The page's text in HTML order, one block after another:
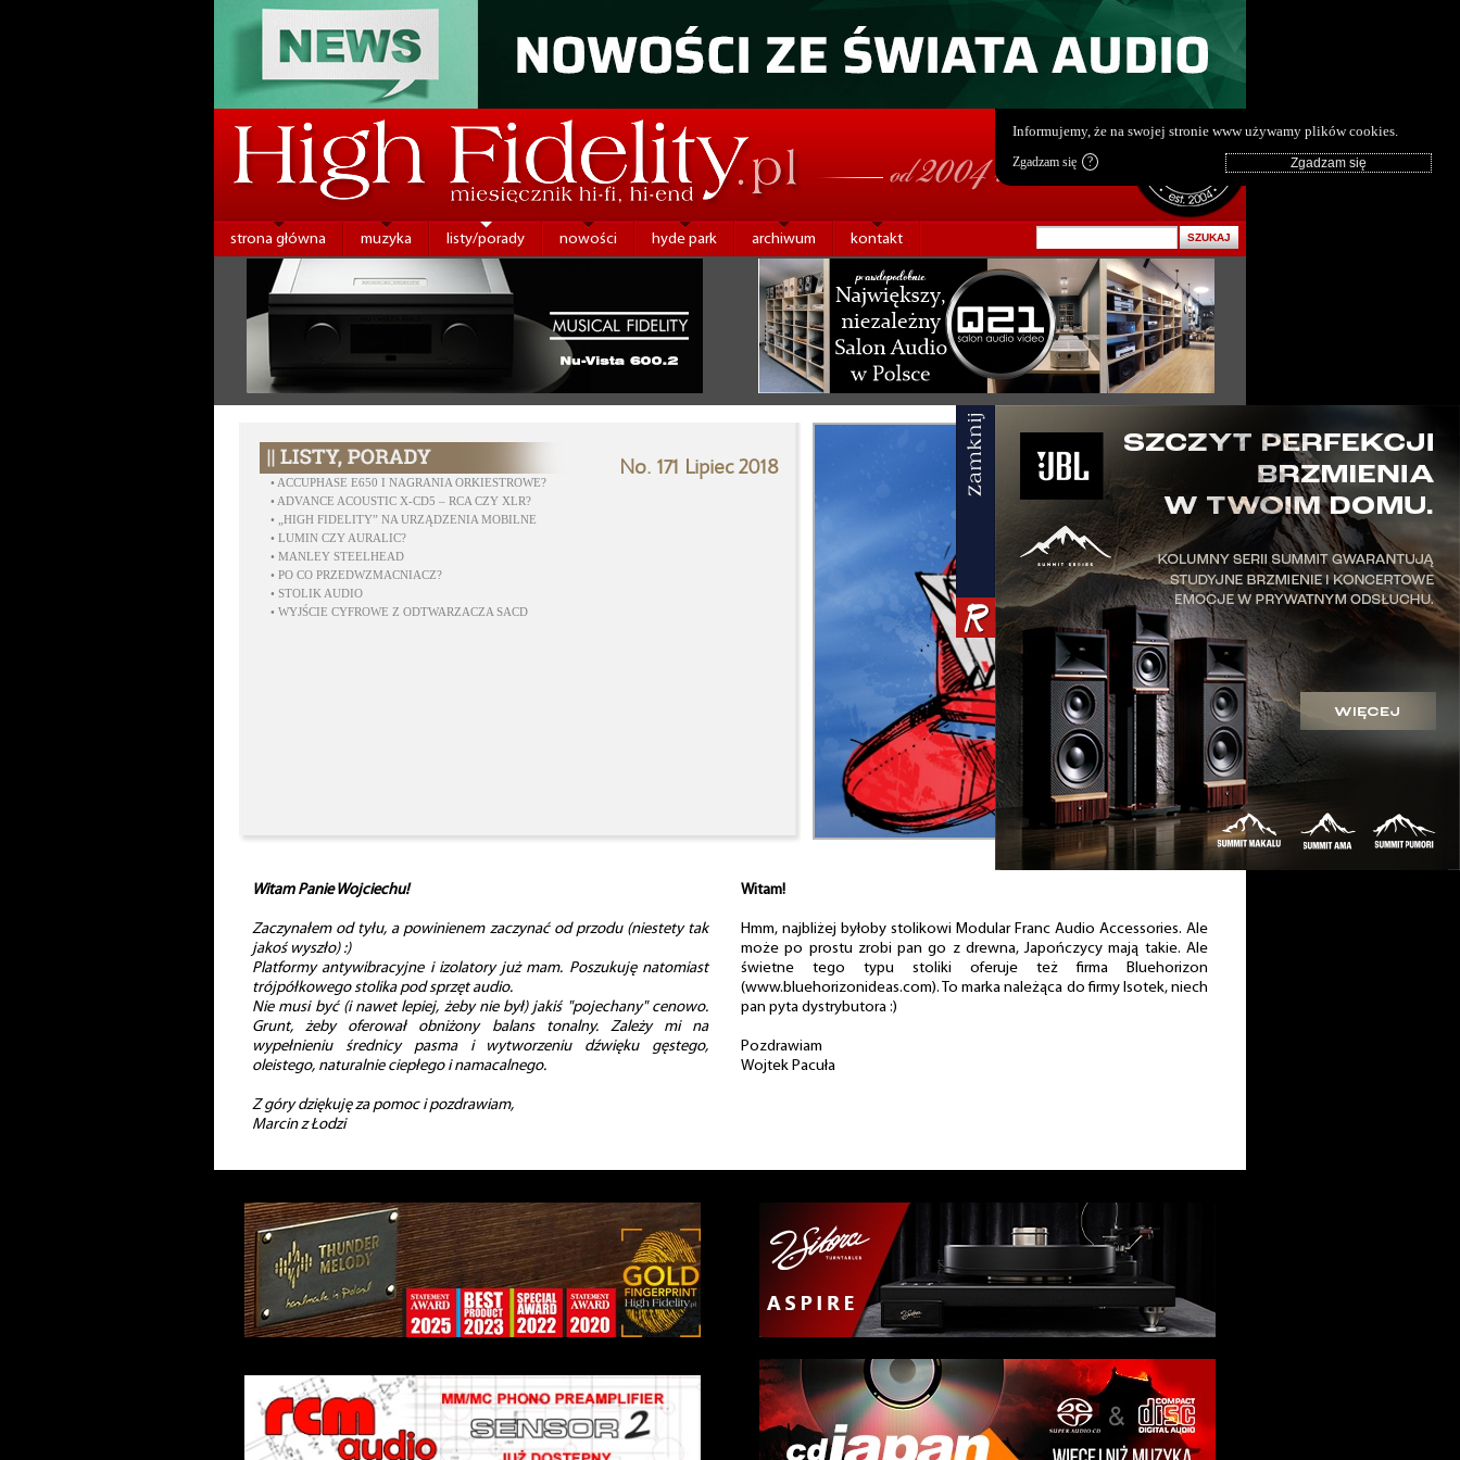
strona główna muzyka listy/porady nowości hyde park archiwum kontakt
No. 171 Lipiec 2018
• ACCUPHASE E650 I NAGRANIA ORKIESTROWE?
• ADVANCE ACOUSTIC X-CD5 – RCA CZY XLR?
•
„HIGH FIDELITY” NA URZĄDZENIA MOBILNE
• LUMIN CZY AURALIC?
• MANLEY STEELHEAD
• PO CO PRZEDWZMACNIACZ?
• STOLIK AUDIO
• WYJŚCIE CYFROWE Z ODTWARZACZA SACD
Witam Panie Wojciechu!
Zaczynałem od tyłu, a powinienem zaczynać od przodu (niestety tak
jakoś wyszło) :)
Platformy antywibracyjne i izolatory już mam. Poszukuję natomiast
trójpółkowego stolika pod sprzęt audio.
Nie musi być (i nawet lepiej, żeby nie był) jakiś "pojechany" cenowo.
Grunt, żeby oferował obniżony balans tonalny. Zależy mi na
wypełnieniu średnicy pasma i wytworzeniu dźwięku gęstego,
oleistego, naturalnie ciepłego i namacalnego.
Z góry dziękuję za pomoc i pozdrawiam,
Marcin z Łodzi
Witam!
Hmm, najbliżej byłoby stolikowi Modular Franc Audio Accessories. Ale
może po prostu zrobi pan go z drewna, Japończycy mają takie. Ale
świetne tego typu stoliki oferuje też firma Bluehorizon
(www.bluehorizonideas.com). To marka należąca do firmy Isotek, niech
pan pyta dystrybutora :)
Pozdrawiam
Wojtek Pacuła
Informujemy, że na swojej stronie www używamy plików cookies.
Zgadzam się ?